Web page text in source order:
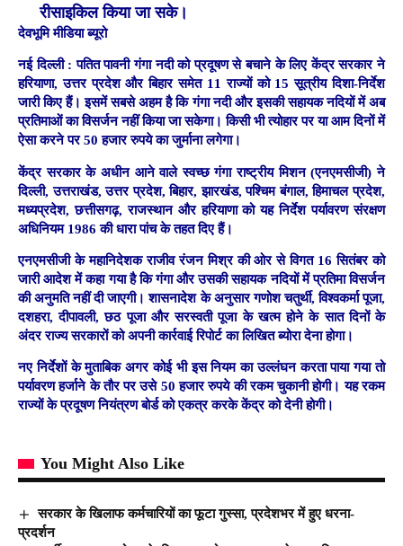
रीसाइकिल किया जा सके।
देवभूमि मीडिया ब्यूरो
नई दिल्ली : पतित पावनी गंगा नदी को प्रदूषण से बचाने के लिए केंद्र सरकार ने
हरियाणा, उत्तर प्रदेश और बिहार समेत 11 राज्यों को 15 सूत्रीय दिशा-निर्देश
जारी किए हैं। इसमें सबसे अहम है कि गंगा नदी और इसकी सहायक नदियों में अब
प्रतिमाओं का विसर्जन नहीं किया जा सकेगा। किसी भी त्योहार पर या आम दिनों में
ऐसा करने पर 50 हजार रुपये का जुर्माना लगेगा।
केंद्र सरकार के अधीन आने वाले स्वच्छ गंगा राष्ट्रीय मिशन (एनएमसीजी) ने
दिल्ली, उत्तराखंड, उत्तर प्रदेश, बिहार, झारखंड, पश्चिम बंगाल, हिमाचल प्रदेश,
मध्यप्रदेश, छत्तीसगढ़, राजस्थान और हरियाणा को यह निर्देश पर्यावरण संरक्षण
अधिनियम 1986 की धारा पांच के तहत दिए हैं।
एनएमसीजी के महानिदेशक राजीव रंजन मिश्र की ओर से विगत 16 सितंबर को
जारी आदेश में कहा गया है कि गंगा और उसकी सहायक नदियों में प्रतिमा विसर्जन
की अनुमति नहीं दी जाएगी। शासनादेश के अनुसार गणोश चतुर्थी, विश्वकर्मा पूजा,
दशहरा, दीपावली, छठ पूजा और सरस्वती पूजा के खत्म होने के सात दिनों के
अंदर राज्य सरकारों को अपनी कार्रवाई रिपोर्ट का लिखित ब्योरा देना होगा।
नए निर्देशों के मुताबिक अगर कोई भी इस नियम का उल्लंघन करता पाया गया तो
पर्यावरण हर्जाने के तौर पर उसे 50 हजार रुपये की रकम चुकानी होगी। यह रकम
राज्यों के प्रदूषण नियंत्रण बोर्ड को एकत्र करके केंद्र को देनी होगी।
You Might Also Like
सरकार के खिलाफ कर्मचारियों का फूटा गुस्सा, प्रदेशभर में हुए धरना-
प्रदर्शन